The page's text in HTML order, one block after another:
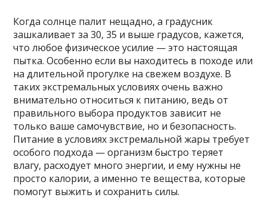
Когда солнце палит нещадно, а градусник
зашкаливает за 30, 35 и выше градусов, кажется,
что любое физическое усилие — это настоящая
пытка. Особенно если вы находитесь в походе или
на длительной прогулке на свежем воздухе. В
таких экстремальных условиях очень важно
внимательно относиться к питанию, ведь от
правильного выбора продуктов зависит не
только ваше самочувствие, но и безопасность.
Питание в условиях экстремальной жары требует
особого подхода — организм быстро теряет
влагу, расходует много энергии, и ему нужны не
просто калории, а именно те вещества, которые
помогут выжить и сохранить силы.